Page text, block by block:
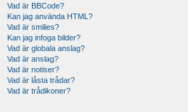
Vad är BBCode?
Kan jag använda HTML?
Vad är smilies?
Kan jag infoga bilder?
Vad är globala anslag?
Vad är anslag?
Vad är notiser?
Vad är låsta trådar?
Vad är trådikoner?